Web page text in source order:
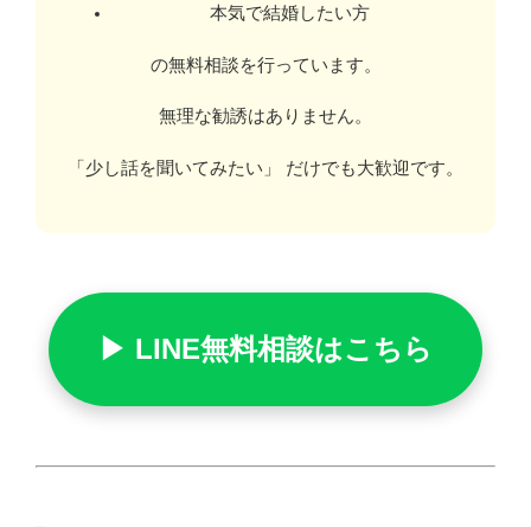
本気で結婚したい方
の無料相談を行っています。
無理な勧誘はありません。
「少し話を聞いてみたい」 だけでも大歓迎です。
▶ LINE無料相談はこちら